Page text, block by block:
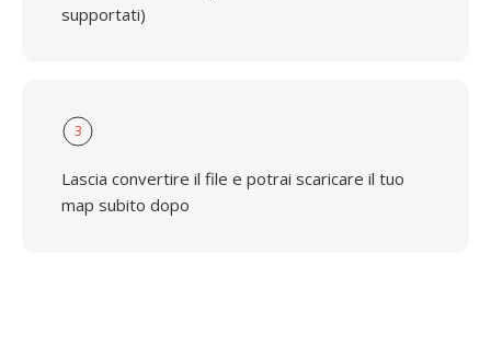
supportati)
3
Lascia convertire il file e potrai scaricare il tuo
map subito dopo